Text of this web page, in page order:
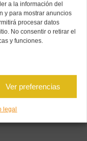
a la información del
y para mostrar anuncios
procesar datos
No consentir o retirar el
y funciones.
Ver preferencias
legal
nivel de brillo que
holográfica
en pocos segundos